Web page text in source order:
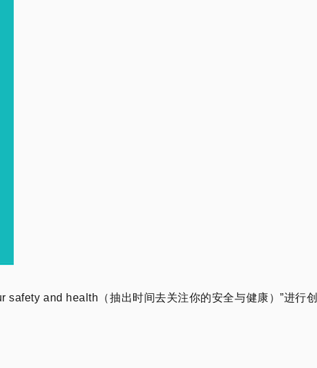
and health（抽出时间去关注你的安全与健康）”进行